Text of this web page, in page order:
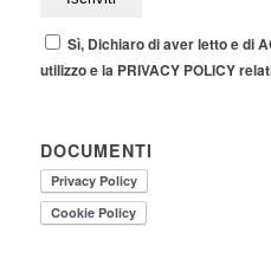
Sì, Dichiaro di aver letto e di
utilizzo e la PRIVACY POLICY
DOCUMENTI